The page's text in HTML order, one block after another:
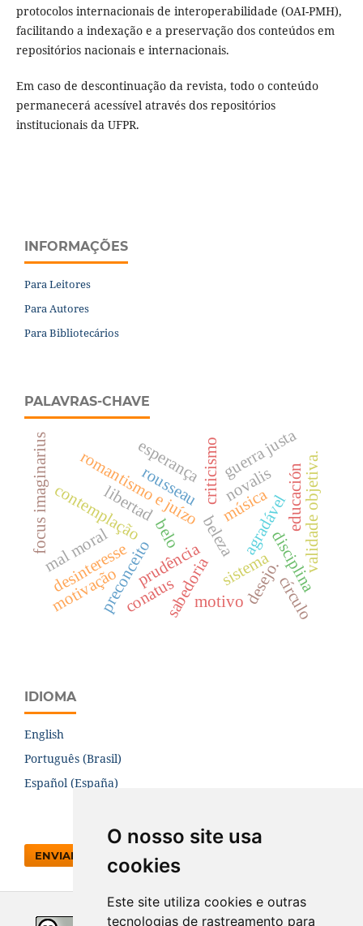
O nosso site usa
cookies
Este site utiliza cookies e outras
tecnologias de rastreamento para
protocolos internacionais de interoperabilidade (OAI-PMH),
facilitando a indexação e a preservação dos conteúdos em
repositórios nacionais e internacionais.
Em caso de descontinuação da revista, todo o conteúdo
permanecerá acessível através dos repositórios
institucionais da UFPR.
INFORMAÇÕES
Para Leitores
Para Autores
Para Bibliotecários
PALAVRAS-CHAVE
preconceito
beleza
novalis
criticismo
romantismo e juízo música
belo agradável
contemplação
desinteresseprudência
sabedoria
rousseau educación
disciplina
guerra justa
libertad
sistema
esperança
mal moral
desejo.
focus imaginarius validade objetiva.
motivação motivo
conatus círculo
IDIOMA
English
Português (Brasil)
Español (España)
ENVIAR SUBMISSÃO